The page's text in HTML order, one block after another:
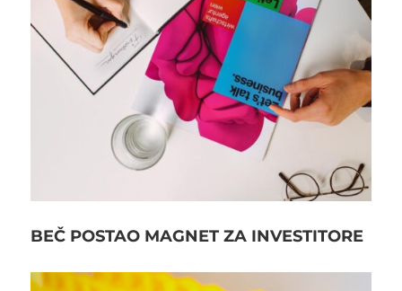
BEČ POSTAO MAGNET ZA INVESTITORE